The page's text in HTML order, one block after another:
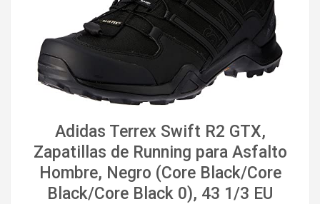
Adidas Terrex Swift R2 GTX,
Zapatillas de Running para Asfalto
Hombre, Negro (Core Black/Core
Black/Core Black 0), 43 1/3 EU